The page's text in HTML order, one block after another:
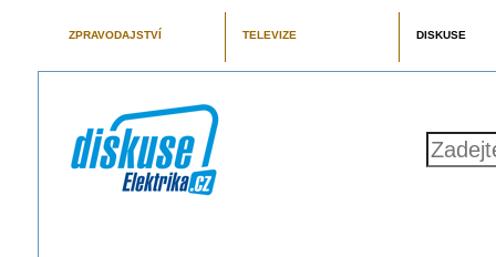
ZPRAVODAJSTVÍ TELEVIZE DISKUSE